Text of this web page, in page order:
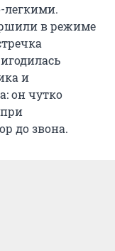
легкими.
в режиме
и
он чутко
до звона.